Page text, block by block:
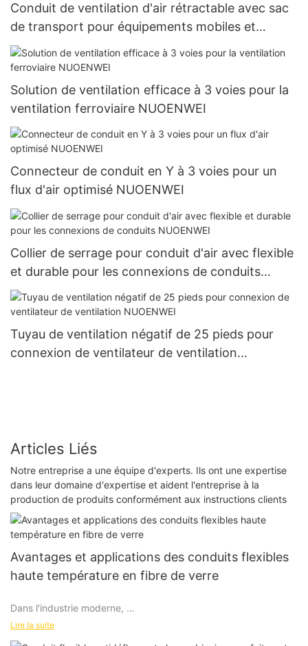
Conduit de ventilation d'air rétractable avec sac
de transport pour équipements mobiles et
installations temporaires NUOENWEI
Solution de ventilation efficace à 3 voies pour la
ventilation ferroviaire NUOENWEI
Connecteur de conduit en Y à 3 voies pour un
flux d'air optimisé NUOENWEI
Collier de serrage pour conduit d'air avec flexible
et durable pour les connexions de conduits
NUOENWEI
Tuyau de ventilation négatif de 25 pieds pour
connexion de ventilateur de ventilation
Articles Liés
Notre entreprise a une équipe d'experts. Ils ont une expertise
dans leur domaine d'expertise et aident l'entreprise à la
production de produits conformément aux instructions clients
Avantages et applications des conduits flexibles
haute température en fibre de verre
Dans l'industrie moderne,
conduits d'air haute température
Lire la suite